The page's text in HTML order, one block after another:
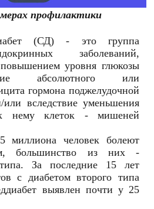
профилактики
(СД) - это группа
заболеваний,
уровня глюкозы
абсолютного или
гормона поджелудочной
вследствие уменьшения
к нему клеток - мишеней
миллиона человек болеют
большинство из них -
За последние 15 лет
с диабетом второго типа
выявлен почти у 25